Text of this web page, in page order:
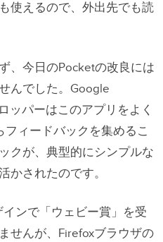
使えるので、外出先でも読
、今日のPocketの改良には
んでした。Google
ッパーはこのアプリをよく
ィードバックを集めるこ
クが、典型的にシンプルな
かされたのです。
ンで「ウェビー賞」を受
せんが、Firefoxブラウザの